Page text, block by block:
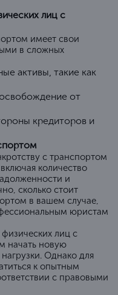
лиц с
имеет свои
в сложных
активы, такие как
от
кредиторов и
с транспортом
количество
и
сколько стоит
в вашем случае,
юристам
лиц с
начать новую
Однако для
к опытным
с правовыми